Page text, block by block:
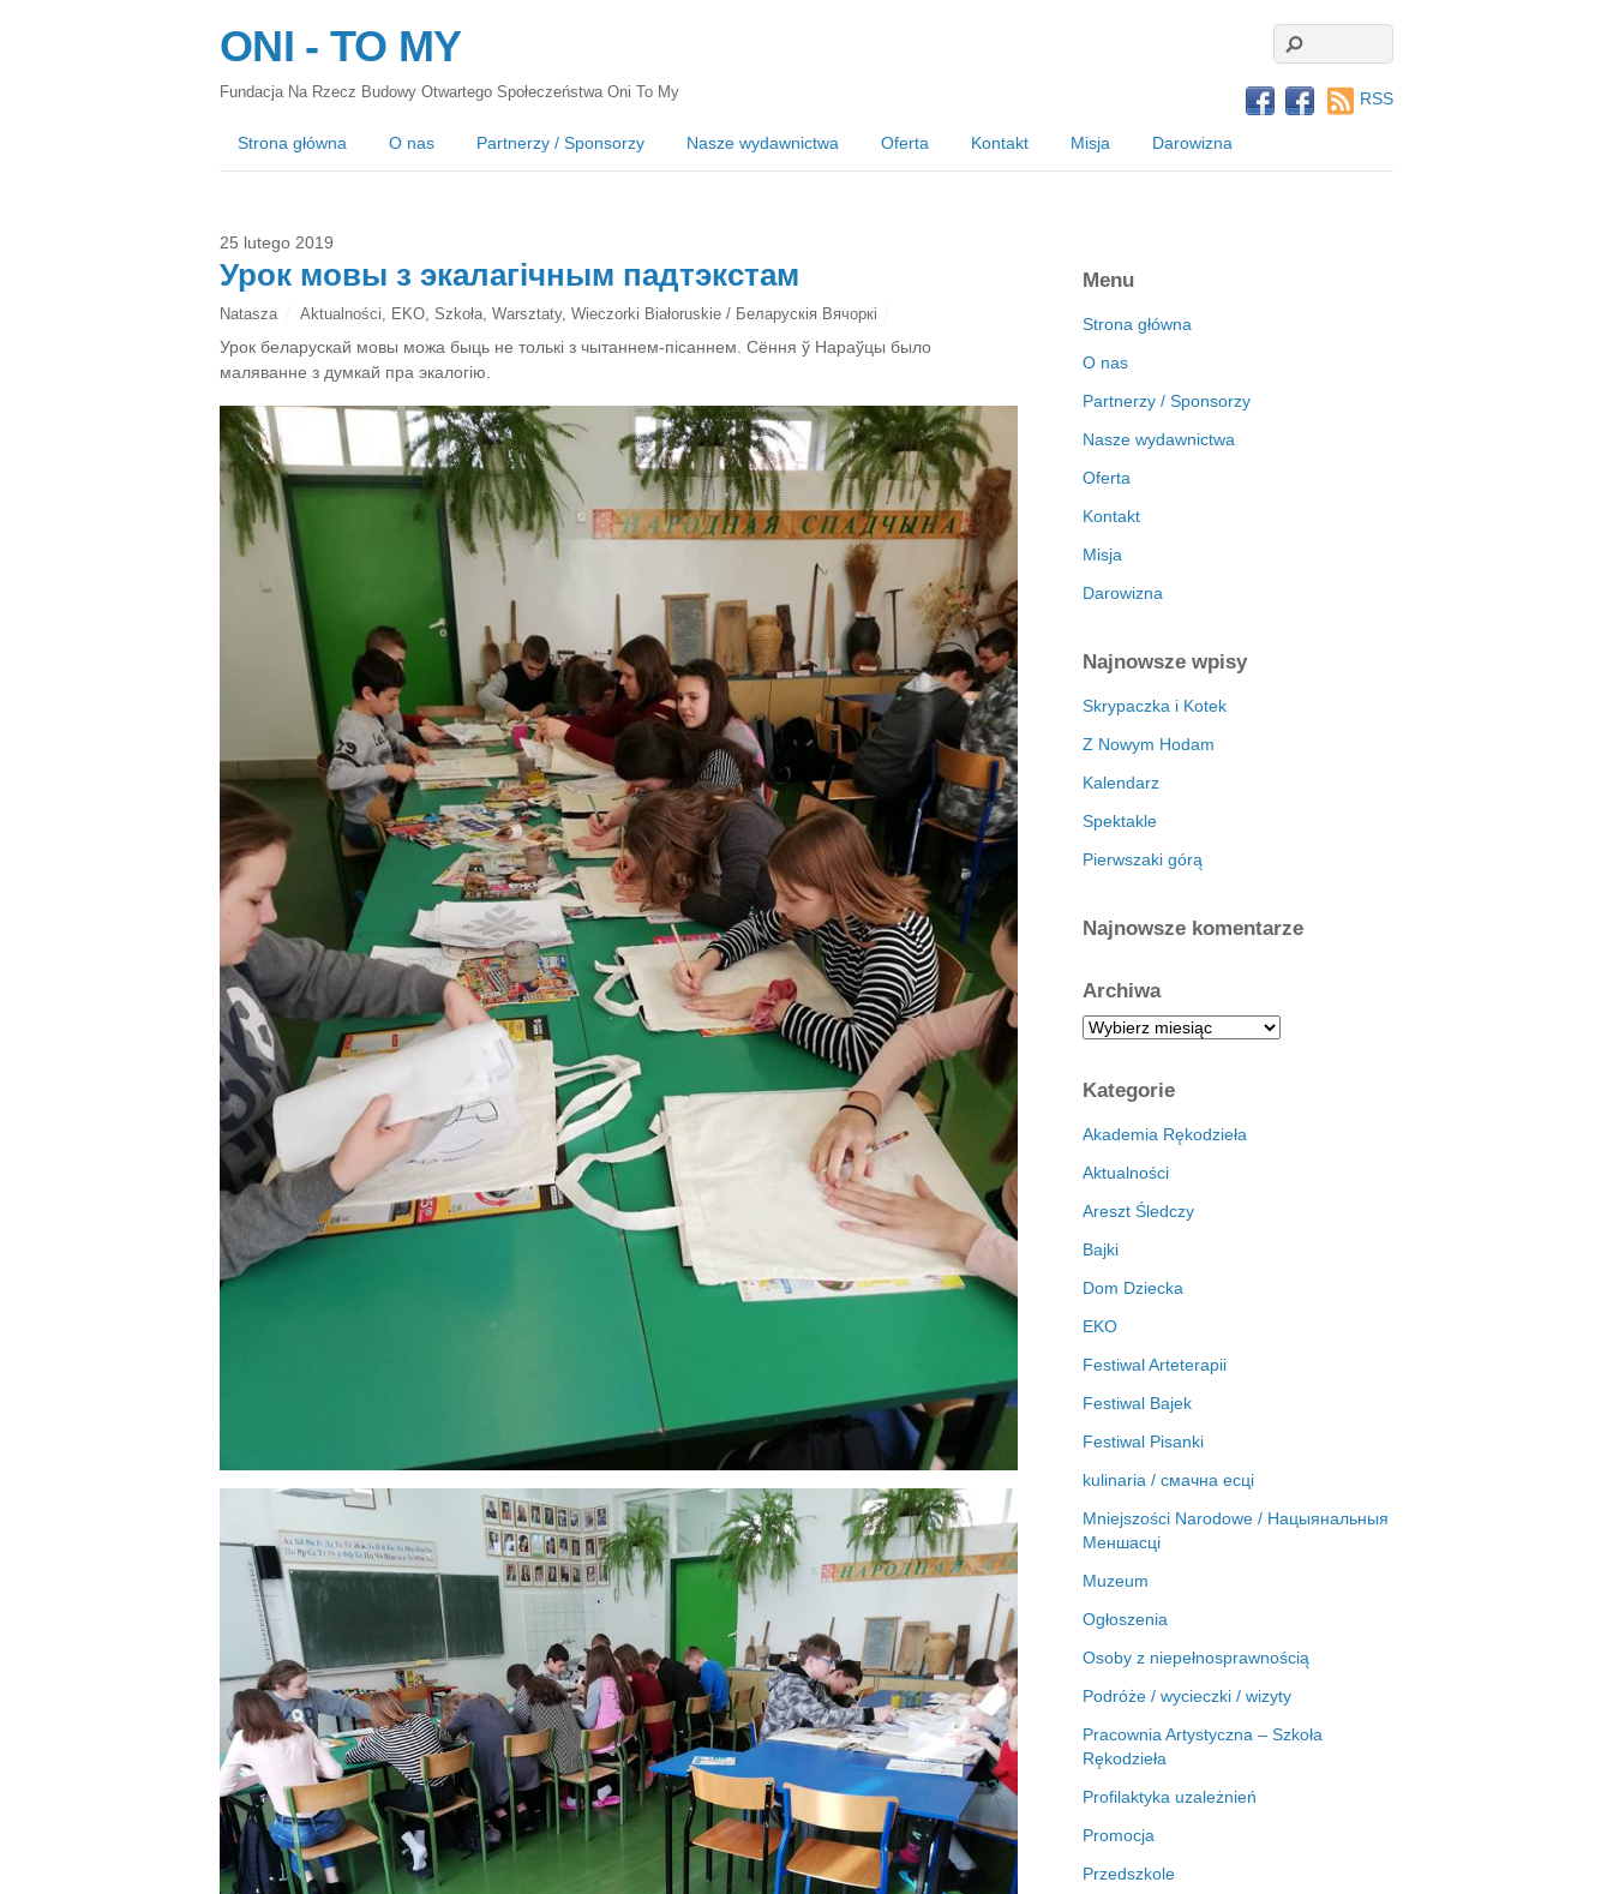
ONI - TO MY
Fundacja Na Rzecz Budowy Otwartego Społeczeństwa Oni To My
Strona główna O nas Partnerzy / Sponsorzy Nasze wydawnictwa Oferta Kontakt Misja Darowizna
RSS
25 lutego 2019
Урок мовы з экалагічным падтэкстам
Natasza Aktualności EKO, Szkoła, Warsztaty, Wieczorki Białoruskie / Беларускія Вячоркі
Урок беларускай мовы можа быць не толькі з чытаннем-пісаннем. Сёння ў Нараўцы было
маляванне з думкай пра экалогію.
Menu
Strona główna
O nas
Partnerzy / Sponsorzy
Nasze wydawnictwa
Oferta
Kontakt
Misja
Darowizna
Najnowsze wpisy
Skrypaczka i Kotek
Z Nowym Hodam
Kalendarz
Spektakle
Pierwszaki górą
Najnowsze komentarze
Archiwa
A
h
i
a
Kategorie
Akademia Rękodzieła
Aktualności
Areszt Śledczy
Bajki
Dom Dziecka
EKO
Festiwal Arteterapii
Festiwal Bajek
Festiwal Pisanki
kulinaria / смачна есці
Mniejszości Narodowe / Нацыянальныя
Меншасці
Muzeum
Ogłoszenia
Osoby z niepełnosprawnością
Podróże / wycieczki / wizyty
Pracownia Artystyczna – Szkoła
Rękodzieła
Profilaktyka uzależnień
Promocja
Przedszkole